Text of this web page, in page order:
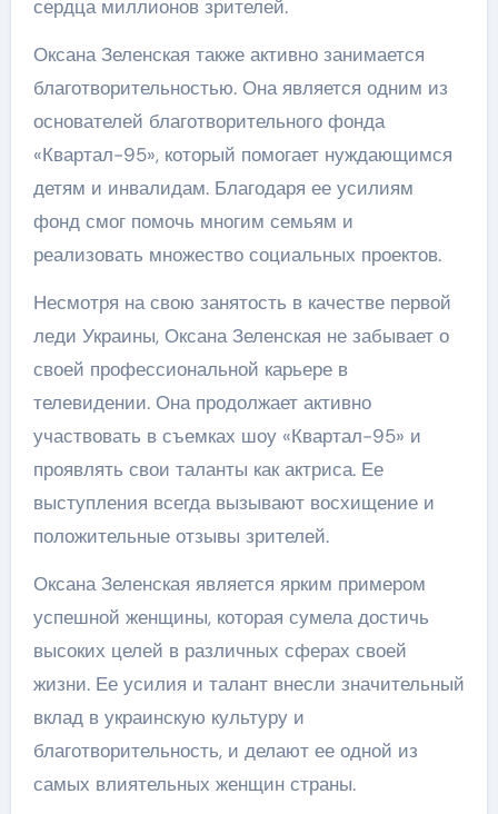
сердца миллионов зрителей.
Оксана Зеленская также активно занимается
благотворительностью. Она является одним из
основателей благотворительного фонда
«Квартал-95», который помогает нуждающимся
детям и инвалидам. Благодаря ее усилиям
фонд смог помочь многим семьям и
реализовать множество социальных проектов.
Несмотря на свою занятость в качестве первой
леди Украины, Оксана Зеленская не забывает о
своей профессиональной карьере в
телевидении. Она продолжает активно
участвовать в съемках шоу «Квартал-95» и
проявлять свои таланты как актриса. Ее
выступления всегда вызывают восхищение и
положительные отзывы зрителей.
Оксана Зеленская является ярким примером
успешной женщины, которая сумела достичь
высоких целей в различных сферах своей
жизни. Ее усилия и талант внесли значительный
вклад в украинскую культуру и
благотворительность, и делают ее одной из
самых влиятельных женщин страны.